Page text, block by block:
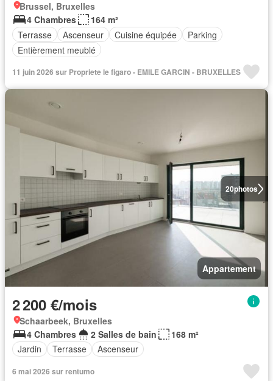
Brussel, Bruxelles
4 Chambres
164 m²
Terrasse
Ascenseur Cuisine équipée
Parking
Entièrement meublé
11 juin 2026 sur Propriete le figaro - EMILE GARCIN - BRUXELLES
20photos
Appartement
2 200 €/mois
Schaarbeek, Bruxelles
4 Chambres
2 Salles de bain
168 m²
Jardin
Terrasse Ascenseur
6 mai 2026 sur rentumo